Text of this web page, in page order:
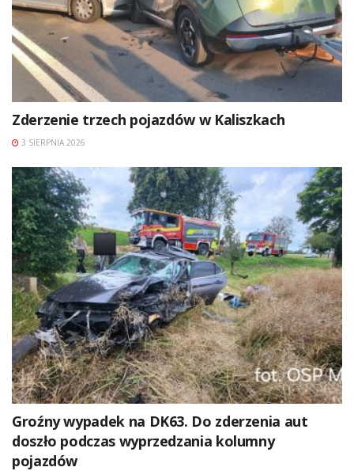
Zderzenie trzech pojazdów w Kaliszkach
3 SIERPNIA 2026
Groźny wypadek na DK63. Do zderzenia aut
doszło podczas wyprzedzania kolumny
pojazdów